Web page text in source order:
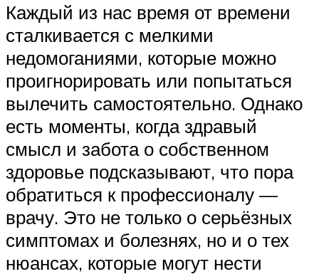
Каждый из нас время от времени
сталкивается с мелкими
недомоганиями, которые можно
проигнорировать или попытаться
вылечить самостоятельно. Однако
есть моменты, когда здравый
смысл и забота о собственном
здоровье подсказывают, что пора
обратиться к профессионалу —
врачу. Это не только о серьёзных
симптомах и болезнях, но и о тех
нюансах, которые могут нести